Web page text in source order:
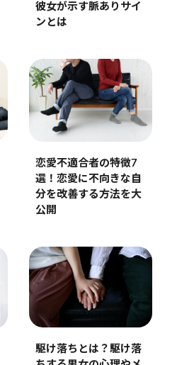
彼女が示す脈ありサイ
ンとは
恋愛不適合者の特徴7
選！恋愛に不向きな自
分を改善する方法を大
公開
駆け落ちとは？駆け落